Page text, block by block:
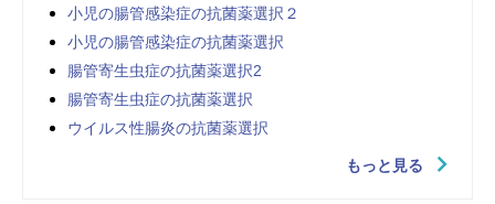
小児の腸管感染症の抗菌薬選択２
小児の腸管感染症の抗菌薬選択
腸管寄生虫症の抗菌薬選択2
腸管寄生虫症の抗菌薬選択
ウイルス性腸炎の抗菌薬選択
もっと見る